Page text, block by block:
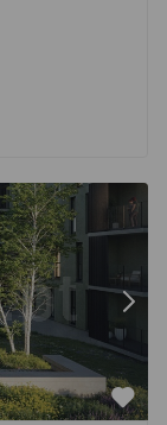
do Douro -